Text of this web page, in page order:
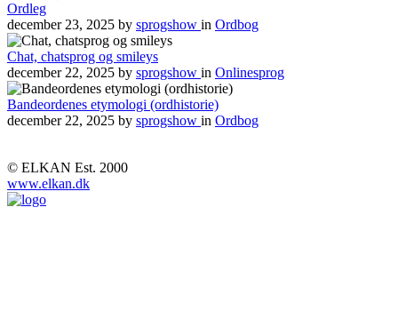
Ordleg
december 23, 2025 by sprogshow in Ordbog
Chat, chatsprog og smileys
december 22, 2025 by sprogshow in Onlinesprog
Bandeordenes etymologi (ordhistorie)
december 22, 2025 by sprogshow in Ordbog
© ELKAN Est. 2000
www.elkan.dk